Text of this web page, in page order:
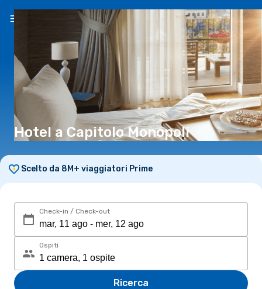
IT(€)
Hotel a Capitolo Monopoli
Scelto da 8M+ viaggiatori Prime
Check-in / Check-out
Ospiti
Ricerca